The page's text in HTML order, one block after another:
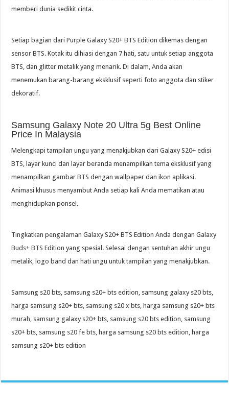
memberi dunia sedikit cinta.
Setiap bagian dari Purple Galaxy S20+ BTS Edition dikemas dengan
sensor BTS. Kotak itu dihiasi dengan 7 hati, satu untuk setiap anggota
BTS, dan glitter metalik yang menarik. Di dalam, Anda akan
menemukan barang-barang eksklusif seperti foto anggota dan stiker
dekoratif.
Samsung Galaxy Note 20 Ultra 5g Best Online
Price In Malaysia
Melengkapi tampilan ungu yang menakjubkan dari Galaxy S20+ edisi
BTS, layar kunci dan layar beranda menampilkan tema eksklusif yang
menampilkan gambar BTS dengan wallpaper dan ikon aplikasi.
Animasi khusus menyambut Anda setiap kali Anda mematikan atau
menghidupkan ponsel.
Tingkatkan pengalaman Galaxy S20+ BTS Edition Anda dengan Galaxy
Buds+ BTS Edition yang spesial. Selesai dengan sentuhan akhir ungu
metalik, logo band dan hati ungu untuk tampilan yang menakjubkan.
Samsung s20 bts, samsung s20+ bts edition, samsung galaxy s20 bts,
harga samsung s20+ bts, samsung s20 x bts, harga samsung s20+ bts
murah, samsung galaxy s20+ bts, samsung s20 bts edition, samsung
s20+ bts, samsung s20 fe bts, harga samsung s20 bts edition, harga
samsung s20+ bts edition